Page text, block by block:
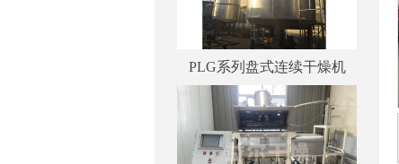
PLG系列盘式连续干燥机